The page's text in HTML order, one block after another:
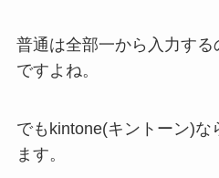
普通は全部一から入力す
ですよね。
でもkintone(キントーン)な
ます。